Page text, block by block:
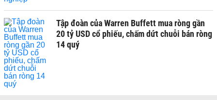
Tập đoàn của Warren Buffett mua ròng gần
20 tỷ USD cổ phiếu, chấm dứt chuỗi bán ròng
14 quý